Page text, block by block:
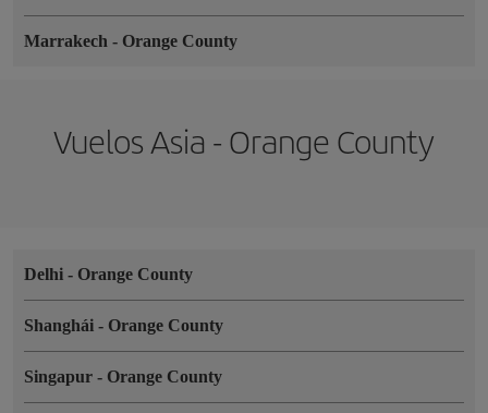
Marrakech - Orange County
Vuelos Asia - Orange County
Delhi - Orange County
Shanghái - Orange County
Singapur - Orange County